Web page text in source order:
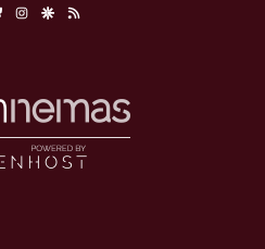
BlueskyInstagramGoogle Discover